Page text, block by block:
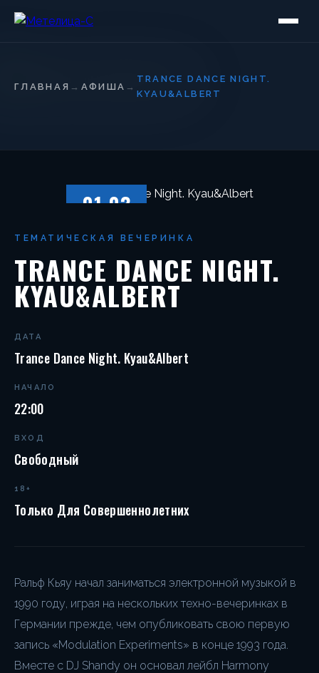
ГЛАВНАЯ → АФИША →
TRANCE DANCE NIGHT.
KYAU&ALBERT
01.03
ТЕМАТИЧЕСКАЯ ВЕЧЕРИНКА
TRANCE DANCE NIGHT.
KYAU&ALBERT
ДАТА
Trance Dance Night. Kyau&Albert
НАЧАЛО
22:00
ВХОД
Свободный
18+
Только Для Совершеннолетних
Ральф Кьяу начал заниматься электронной музыкой в
1990 году, играя на нескольких техно-вечеринках в
Германии прежде, чем опубликовать свою первую
запись «Modulation Experiments» в конце 1993 года.
Вместе с DJ Shandy он основал лейбл Harmony